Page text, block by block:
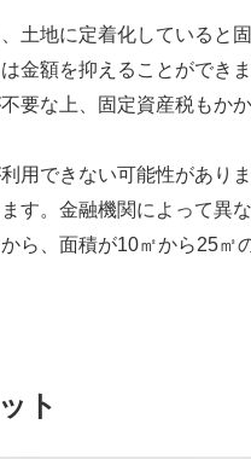
土地に定着化していると
金額を抑えることができ
要な上、固定資産税もかか
用できない可能性があり
す。金融機関によって異
ら、面積が10㎡から25㎡
ト